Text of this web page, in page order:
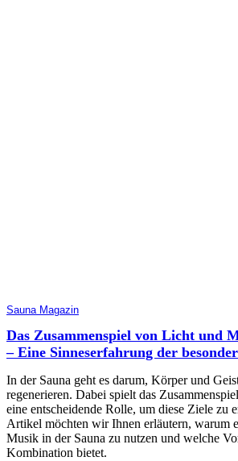
Sauna Magazin
Das Zusammenspiel von Licht und
– Eine Sinneserfahrung der
In der Sauna geht es darum, Körper und
regenerieren. Dabei spielt das
eine entscheidende Rolle, um diese Ziele zu
Artikel möchten wir Ihnen erläutern, warum
Musik in der Sauna zu nutzen und welche
Kombination bietet.